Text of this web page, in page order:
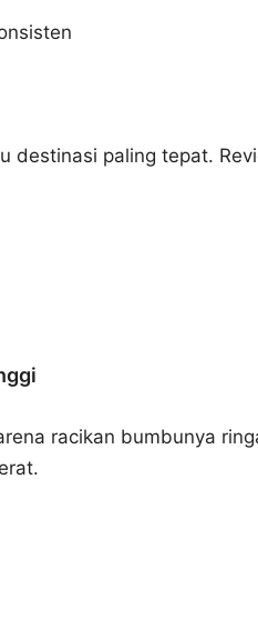
destinasi paling tepat.
racikan bumbunya